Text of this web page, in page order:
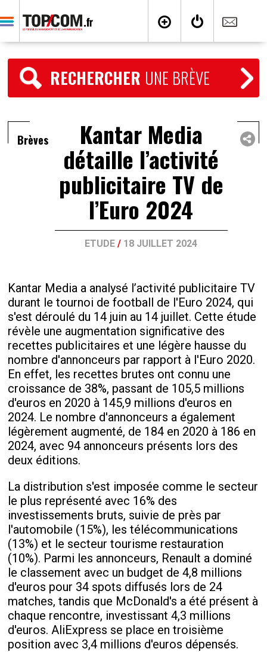
RECHERCHER UNE BRÈVE
Brèves Kantar Media
détaille l’activité
publicitaire TV de
l’Euro 2024
ETUDE / 18 JUILLET 2024
Kantar Media a analysé l’activité publicitaire TV
durant le tournoi de football de l'Euro 2024, qui
s'est déroulé du 14 juin au 14 juillet. Cette étude
révèle une augmentation significative des
recettes publicitaires et une légère hausse du
nombre d'annonceurs par rapport à l'Euro 2020.
En effet, les recettes brutes ont connu une
croissance de 38%, passant de 105,5 millions
d'euros en 2020 à 145,9 millions d'euros en
2024. Le nombre d'annonceurs a également
légèrement augmenté, de 184 en 2020 à 186 en
2024, avec 94 annonceurs présents lors des
deux éditions.
La distribution s'est imposée comme le secteur
le plus représenté avec 16% des
investissements bruts, suivie de près par
l'automobile (15%), les télécommunications
(13%) et le secteur tourisme restauration
(10%). Parmi les annonceurs, Renault a dominé
le classement avec un budget de 4,8 millions
d'euros pour 34 spots diffusés lors de 24
matches, tandis que McDonald's a été présent à
chaque rencontre, investissant 4,3 millions
d'euros. AliExpress se place en troisième
position avec 3,4 millions d'euros dépensés.